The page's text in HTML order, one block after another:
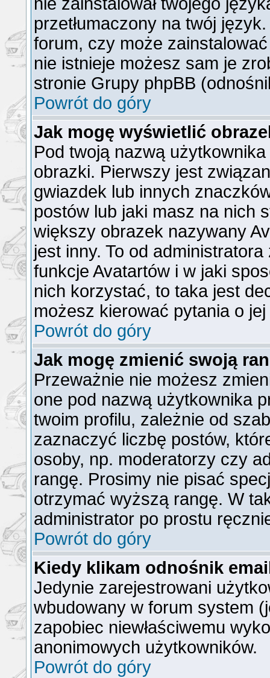
przetłumaczony na twój
forum, czy może
nie istnieje możesz sam je
stronie Grupy phpBB
Powrót do góry
Jak mogę wyświetlić
Pod twoją nazwą
obrazki. Pierwszy jest
gwiazdek lub innych
postów lub jaki masz na nich
większy obrazek nazywany
jest inny. To od
funkcje Avatartów i w jaki
nich korzystać, to taka jest
możesz kierować pytania o
Powrót do góry
Jak mogę zmienić swoją
Przeważnie nie możesz
one pod nazwą użytkownika
twoim profilu, zależnie od
zaznaczyć liczbę postów,
osoby, np. moderatorzy czy
rangę. Prosimy nie pisać
otrzymać wyższą rangę. W
administrator po prostu
Powrót do góry
Kiedy klikam odnośnik
Jedynie zarejestrowani
wbudowany w forum system
zapobiec niewłaściwemu
anonimowych użytkowników.
Powrót do góry